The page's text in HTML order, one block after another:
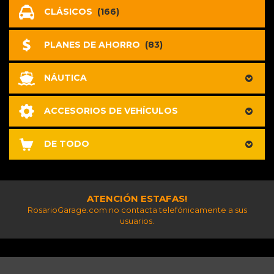
CLÁSICOS (166)
PLANES DE AHORRO (83)
NÁUTICA
ACCESORIOS DE VEHÍCULOS
DE TODO
ATENCIÓN ESTAFAS!
RosarioGarage.com no contacta telefónicamente a sus
usuarios.